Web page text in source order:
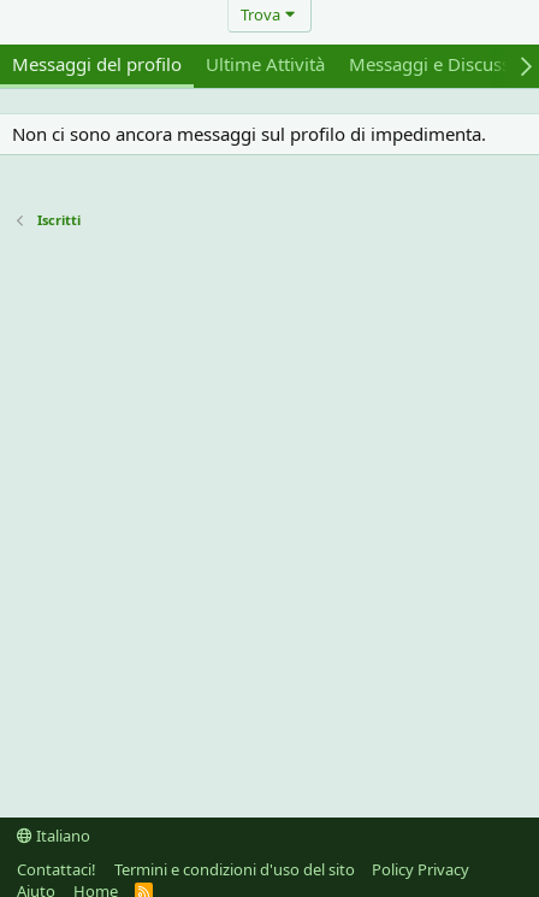
Trova
Messaggi del profilo Ultime Attività Messaggi e
Non ci sono ancora messaggi sul profilo di impedimenta.
Iscritti
Italiano
Contattaci!
Termini e condizioni d'uso del sito
Policy Privacy
Aiuto
Home R